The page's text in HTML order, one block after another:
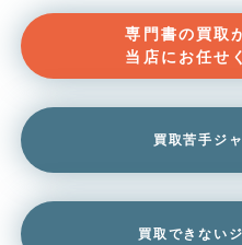
専門書の買取
当店にお任せ
買取苦手ジ
買取できない